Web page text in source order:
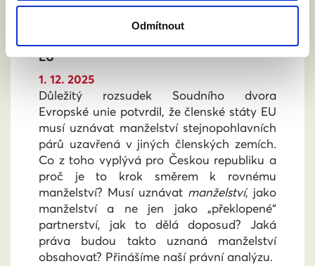
Odmítnout
V NĚMECKU MANŽELÉ, V ČESKU TAKÉ? A
S JAKÝMI PRÁVY? PŘINÁŠÍME PRÁVNÍ
EU
1. 12. 2025
Důležitý rozsudek Soudního dvora
Evropské unie potvrdil, že členské státy EU
musí uznávat manželství stejnopohlavních
párů uzavřená v jiných členských zemích.
Co z toho vyplývá pro Českou republiku a
proč je to krok směrem k rovnému
manželství? Musí uznávat manželství, jako
manželství a ne jen jako „překlopené“
partnerství, jak to dělá doposud? Jaká
práva budou takto uznaná manželství
obsahovat? Přinášíme naší právní analýzu.